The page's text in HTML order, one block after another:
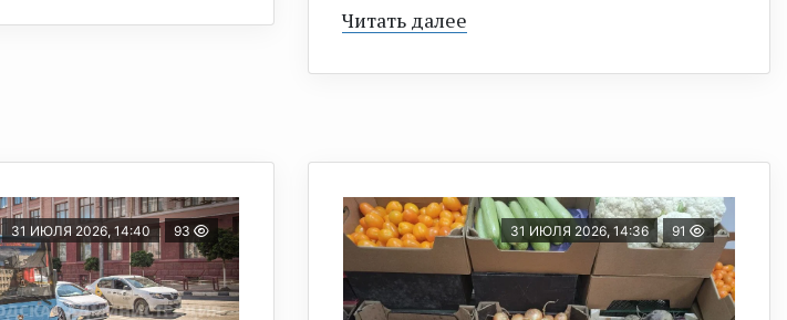
Читать далее
31 ИЮЛЯ 2026, 14:40 93 31 ИЮЛЯ 2026, 14:36 91